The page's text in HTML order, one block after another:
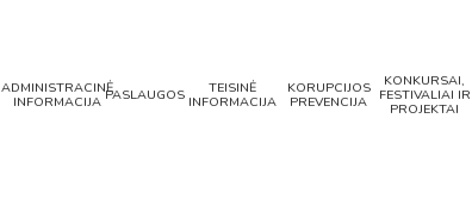
ADMINISTRACINĖ
INFORMACIJA PASLAUGOS
TEISINĖ
INFORMACIJA
KORUPCIJOS
PREVENCIJA
KONKURSAI,
FESTIVALIAI IR
PROJEKTAI